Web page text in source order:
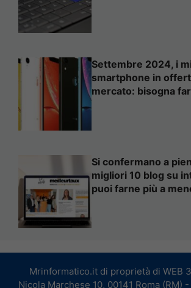
Settembre 2024, i
smartphone in
mercato: bisogna
Si confermano a
migliori 10 blog su
puoi farne più a
Mrinformatico.it di proprietà di WEB
Nicola Marchese 10, 00141 Roma (RM)